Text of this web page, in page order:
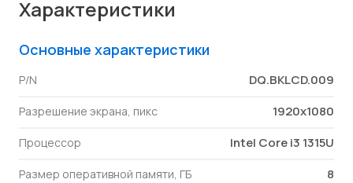
Характеристики
Основные характеристики
P/N DQ.BKLCD.009
Разрешение экрана, пикс 1920x1080
Процессор Intel Core i3 1315U
Размер оперативной памяти, ГБ 8